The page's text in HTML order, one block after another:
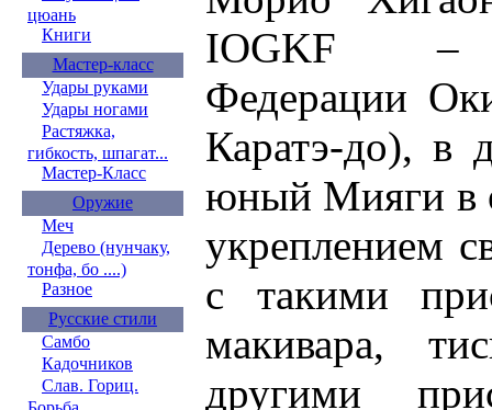
цюань
Книги
Мастер-класс
Удары руками
Удары ногами
Растяжка,
гибкость, шпагат...
Мастер-Класс
Оружие
Меч
Дерево (нунчаку,
тонфа, бо ....)
Разное
Русские стили
Самбо
Кадочников
Слав. Гориц.
IOGKF –
Федерации
Каратэ-до), в
юный Мияги в
укреплением
с такими
макивара,
другими